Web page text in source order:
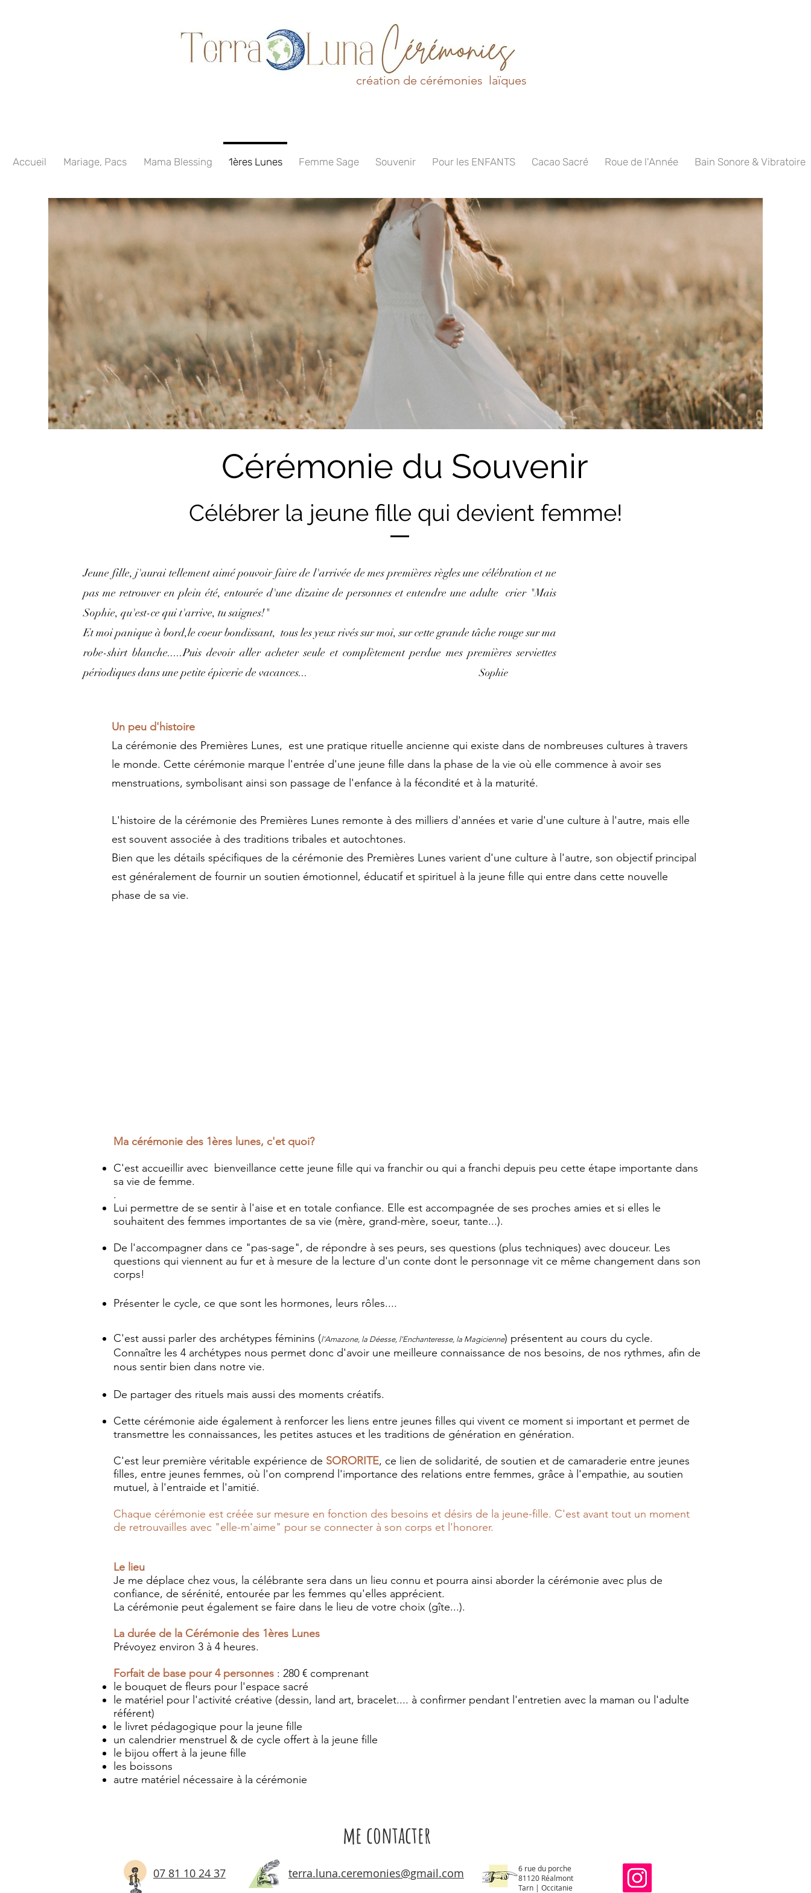
création de cérémonies laïques
Accueil Mariage, Pacs Mama Blessing 1ères Lunes Femme Sage Souvenir Pour les ENFANTS Cacao Sacré Roue de l'Année Bain Sonore & Vibratoire
Cérémonie du Souvenir
Célébrer la jeune fille qui devient femme!
Un peu d'histoire
La cérémonie des Premières Lunes, est une pratique rituelle ancienne qui existe dans de nombreuses cultures à travers
le monde. Cette cérémonie marque l'entrée d'une jeune fille dans la phase de la vie où elle commence à avoir ses
menstruations, symbolisant ainsi son passage de l'enfance à la fécondité et à la maturité.
L'histoire de la cérémonie des Premières Lunes remonte à des milliers d'années et varie d'une culture à l'autre, mais elle
est souvent associée à des traditions tribales et autochtones.
Bien que les détails spécifiques de la cérémonie des Premières Lunes varient d'une culture à l'autre, son objectif principal
est généralement de fournir un soutien émotionnel, éducatif et spirituel à la jeune fille qui entre dans cette nouvelle
phase de sa vie.
Jeune fille, j'aurai tellement aimé pouvoir faire de l'arrivée de mes premières règles une célébration et ne
pas me retrouver en plein été, entourée d'une dizaine de personnes et entendre une adulte crier "Mais
Sophie, qu'est-ce qui t'arrive, tu saignes!"
Et moi panique à bord,le coeur bondissant, tous les yeux rivés sur moi, sur cette grande tâche rouge sur ma
robe-shirt blanche.....Puis devoir aller acheter seule et complètement perdue mes premières serviettes
périodiques dans une petite épicerie de vacances...Sophie
Ma cérémonie des 1ères lunes, c'et quoi?
C'est accueillir avec bienveillance cette jeune fille qui va franchir ou qui a franchi depuis peu cette étape importante dans
sa vie de femme.
.
Lui permettre de se sentir à l'aise et en totale confiance. Elle est accompagnée de ses proches amies et si elles le
souhaitent des femmes importantes de sa vie (mère, grand-mère, soeur, tante...).
De l'accompagner dans ce "pas-sage", de répondre à ses peurs, ses questions (plus techniques) avec douceur. Les
questions qui viennent au fur et à mesure de la lecture d'un conte dont le personnage vit ce même changement dans son
corps!
Présenter le cycle, ce que sont les hormones, leurs rôles....
C'est aussi parler des archétypes féminins (l'Amazone, la Déesse, l'Enchanteresse, la Magicienne) présentent au cours du cycle.
Connaître les 4 archétypes nous permet donc d'avoir une meilleure connaissance de nos besoins, de nos rythmes, afin de
nous sentir bien dans notre vie.
De partager des rituels mais aussi des moments créatifs.
Cette cérémonie aide également à renforcer les liens entre jeunes filles qui vivent ce moment si important et permet de
transmettre les connaissances, les petites astuces et les traditions de génération en génération.
C'est leur première véritable expérience de SORORITE, ce lien de solidarité, de soutien et de camaraderie entre jeunes
filles, entre jeunes femmes, où l'on comprend l'importance des relations entre femmes, grâce à l'empathie, au soutien
mutuel, à l'entraide et l'amitié.
Chaque cérémonie est créée sur mesure en fonction des besoins et désirs de la jeune-fille. C'est avant tout un moment
de retrouvailles avec "elle-m'aime" pour se connecter à son corps et l'honorer.
Le lieu
Je me déplace chez vous, la célébrante sera dans un lieu connu et pourra ainsi aborder la cérémonie avec plus de
confiance, de sérénité, entourée par les femmes qu'elles apprécient.
La cérémonie peut également se faire dans le lieu de votre choix (gîte...).
La durée de la Cérémonie des 1ères Lunes
Prévoyez environ 3 à 4 heures.
Forfait de base pour 4 personnes : 280 € comprenant
le bouquet de fleurs pour l'espace sacré
le matériel pour l'activité créative (dessin, land art, bracelet.... à confirmer pendant l'entretien avec la maman ou l'adulte
référent)
le livret pédagogique pour la jeune fille
un calendrier menstruel & de cycle offert à la jeune fille
le bijou offert à la jeune fille
les boissons
autre matériel nécessaire à la cérémonie
07 81 10 24 37
me contacter
terra.luna.ceremonies@gmail.com
6 rue du porche
81120 Réalmont
Tarn | Occitanie